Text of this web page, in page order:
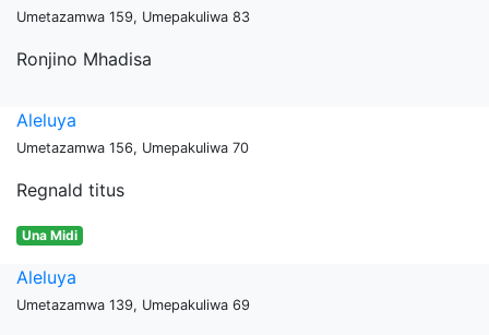
Umetazamwa 159, Umepakuliwa 83
Ronjino Mhadisa
Aleluya
Umetazamwa 156, Umepakuliwa 70
Regnald titus
Una Midi
Aleluya
Umetazamwa 139, Umepakuliwa 69